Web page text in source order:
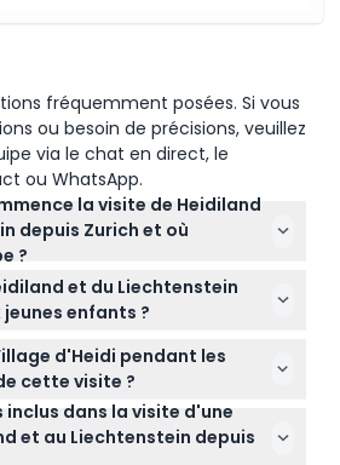
fréquemment posées. Si vous
ou besoin de précisions, veuillez
via le chat en direct, le
ou WhatsApp.
la visite de Heidiland
depuis Zurich et où
?
généralement à 11h00, et vous
Terminal de Bus Sihlquai, qui
200 mètres derrière la gare
(HB). Vous pouvez utiliser «
Zürich » pour la navigation
et du Liechtenstein
enfants ?
de 0 à 5 ans peuvent
mais tous les enfants de 0
âgée de 16 ans et plus paie
d'Heidi pendant les
cette visite ?
fermé de novembre à mars, et
la visite se rend au village
dans la visite d'une
et au Liechtenstein depuis